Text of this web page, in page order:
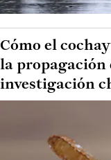
Cómo el
la propagación
investigación